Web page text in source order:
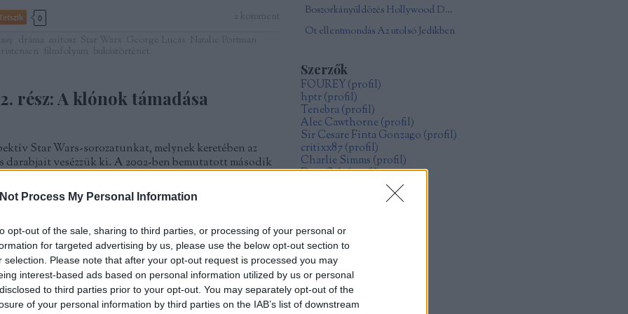
Process My Personal Information
opt-out of the sale, sharing to third parties, or processing of your personal or
for targeted advertising by us, please use the below opt-out section to
selection. Please note that after your opt-out request is processed you may
interest-based ads based on personal information utilized by us or personal
to third parties prior to your opt-out. You may separately opt-out of the
of your personal information by third parties on the IAB’s list of downstream
0
rész: A klónok támadása
Star Wars-sorozatunkat, melynek keretében az
darabjait vesézzük ki. A 2002-ben bemutatott második
epizódot nem?). Jó előre kiszivárgott ugyanis, hogy a…
TOVÁBB
Boszorkányüldözés Hollywood Damonjai Allen
Öt ellentmondás Az utolsó Jedikben
Szerzők
FOUREY (profil)
hptr(profil)
Tenebra(profil)
Alec Cawthorne (profil)
Sir Cesare Finta Gonzago (profil)
critixx87(profil)
Charlie Simms (profil)
Dave Salt(profil)
Szűcs Zoltán Gábor(profil
Archívum
2019 május
2019 január
2018 december
2018 május(2